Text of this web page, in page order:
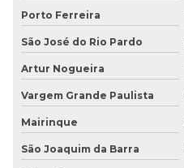
Porto Ferreira
São José do Rio Pardo
Artur Nogueira
Vargem Grande Paulista
Mairinque
São Joaquim da Barra